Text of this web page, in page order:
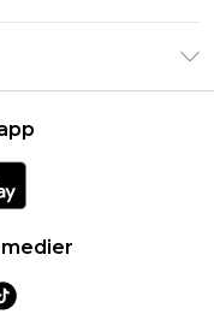
medier